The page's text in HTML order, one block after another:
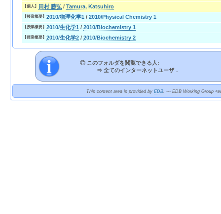
【個人】 田村 勝弘 / Tamura, Katsuhiro
【授業概要】 2010/物理化学1 / 2010/Physical Chemistry 1
【授業概要】 2010/生化学1 / 2010/Biochemistry 1
【授業概要】 2010/生化学2 / 2010/Biochemistry 2
◎ このフォルダを閲覧できる人:
⇒ 全てのインターネットユーザ．
This content area is provided by EDB. --- EDB Working Group